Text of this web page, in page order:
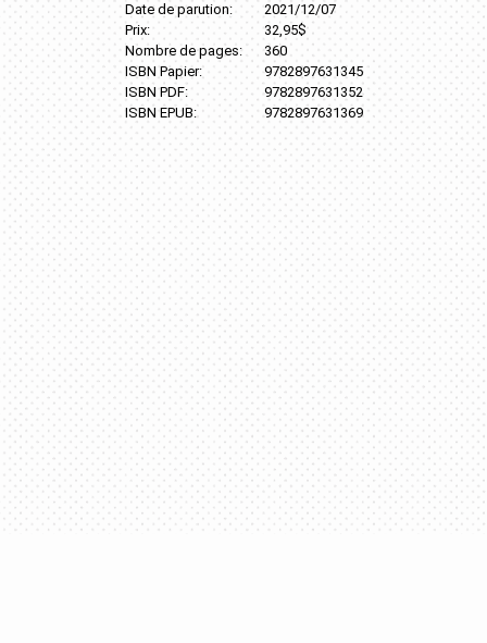
Date de parution:
Prix:
Nombre de pages:
ISBN Papier:
ISBN PDF:
ISBN EPUB:
2021/12/07
32,95$
360
9782897631345
9782897631352
9782897631369